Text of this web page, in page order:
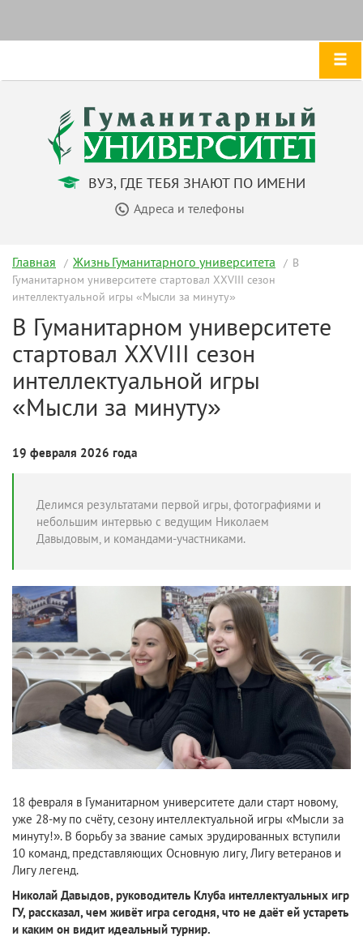
ВУЗ, ГДЕ ТЕБЯ ЗНАЮТ ПО ИМЕНИ
Адреса и телефоны
Главная Жизнь Гуманитарного университета
В
Гуманитарном университете стартовал XXVIII сезон
интеллектуальной игры «Мысли за минуту»
В Гуманитарном университете
стартовал XXVIII сезон
интеллектуальной игры
«Мысли за минуту»
19 февраля 2026 года
Делимся результатами первой игры, фотографиями и
небольшим интервью с ведущим Николаем
Давыдовым, и командами-участниками.
18 февраля в Гуманитарном университете дали старт новому,
уже 28-му по счёту, сезону интеллектуальной игры «Мысли за
минуту!». В борьбу за звание самых эрудированных вступили
10 команд, представляющих Основную лигу, Лигу ветеранов и
Лигу легенд.
Николай Давыдов, руководитель Клуба интеллектуальных игр
ГУ, рассказал, чем живёт игра сегодня, что не даёт ей устареть
и каким он видит идеальный турнир.